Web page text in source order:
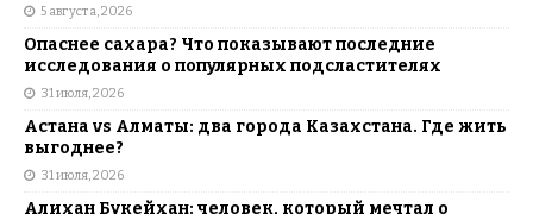
5 августа, 2026
Опаснее сахара? Что показывают последние
исследования о популярных подсластителях
31 июля, 2026
Астана vs Алматы: два города Казахстана. Где жить
выгоднее?
31 июля, 2026
Алихан Букейхан: человек, который мечтал о